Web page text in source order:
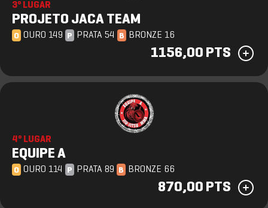
3º LUGAR
PROJETO JACA TEAM
O OURO 149 P PRATA 54 B BRONZE 16
1156,00 PTS
4º LUGAR
EQUIPE A
O OURO 114 P PRATA 89 B BRONZE 66
870,00 PTS